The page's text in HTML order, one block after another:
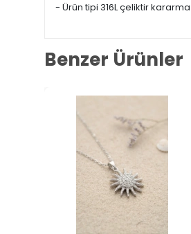
- Ürün tipi 316L çeliktir
Benzer Ürünler